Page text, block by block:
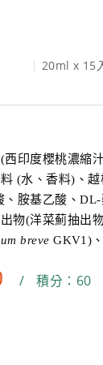
20ml x 15
(西印度櫻桃濃縮
(水、香料) 、
、胺基乙酸、DL-
物(洋菜薊抽出
breveGKV1)
/ 積分：60